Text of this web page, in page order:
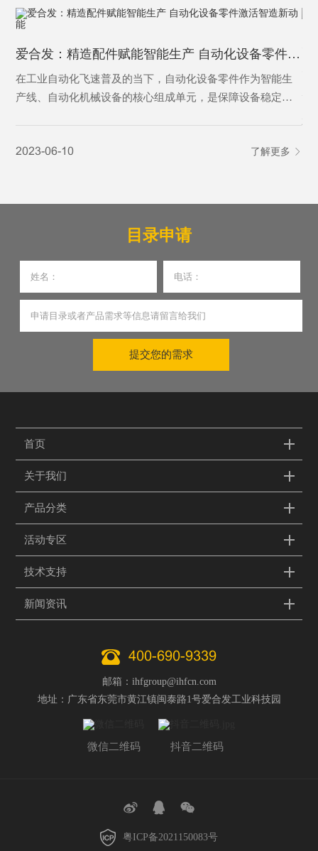
爱合发：精造配件赋能智能生产 自动化设备零件激活智造新动能
在工业自动化飞速普及的当下，自动化设备零件作为智能生
产线、自动化机械设备的核心组成单元，是保障设备稳定运
成自动化输送、加工、分拣、检测等核心工序，是制造业从
2023-06-10 了解更多
目录申请
提交您的需求
首页
关于我们
产品分类
活动专区
技术支持
新闻资讯
400-690-9339
邮箱：ihfgroup@ihfcn.com
地址：广东省东莞市黄江镇闽泰路1号爱合发工业科技园
微信二维码 抖音二维码
粤ICP备2021150083号